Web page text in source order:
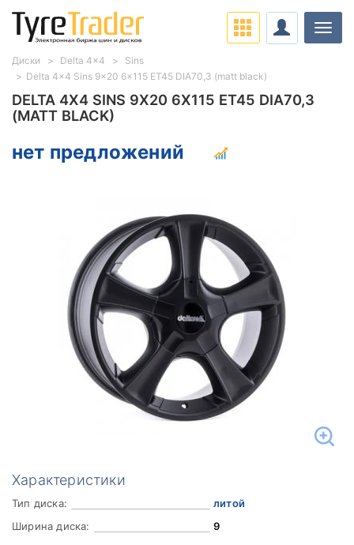
DELTA 4X4 SINS 9X20 6X115 ET45 DIA70,3
(MATT BLACK)
нет предложений
Характеристики
Тип диска:
литой
Ширина диска:
9
Диски Delta 4x4
Sins
Delta 4x4 Sins 9x20 6x115 ET45 DIA70,3 (matt black)